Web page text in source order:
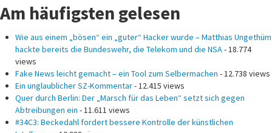
Am häufigsten gelesen
Wie aus einem „bösen“ ein „guter“ Hacker wurde – Matthias Ungethüm
hackte bereits die Bundeswehr, die Telekom und die NSA - 18.774
views
Fake News leicht gemacht – ein Tool zum Selbermachen - 12.738 views
Ein unglaublicher SZ-Kommentar- 12.415 views
Quer durch Berlin: Der „Marsch für das Leben“ setzt sich gegen
Abtreibungen ein - 11.611 views
#34C3: Beckedahl fordert bessere Kontrolle der künstlichen